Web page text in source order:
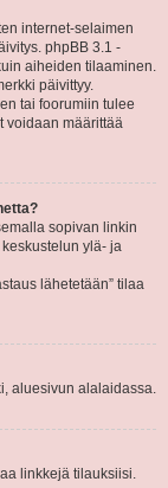
internet-selaimen
phpBB 3.1 -
aiheiden tilaaminen.
päivittyy.
tai foorumiin tulee
voidaan määrittää
sopivan linkin
ylä- ja
lähetetään” tilaa
aluesivun alalaidassa.
linkkejä tilauksiisi.